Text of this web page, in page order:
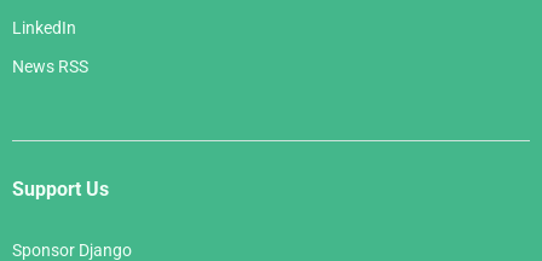
LinkedIn
News RSS
Support Us
Sponsor Django